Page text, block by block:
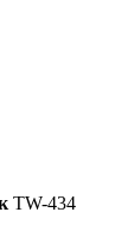
TW-434